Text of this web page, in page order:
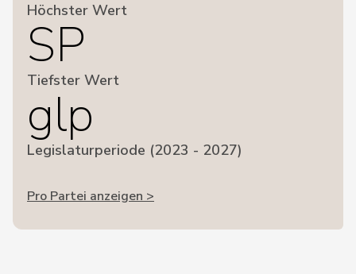
Höchster Wert
SP
Tiefster Wert
glp
Legislaturperiode (2023 - 2027)
Pro Partei anzeigen >